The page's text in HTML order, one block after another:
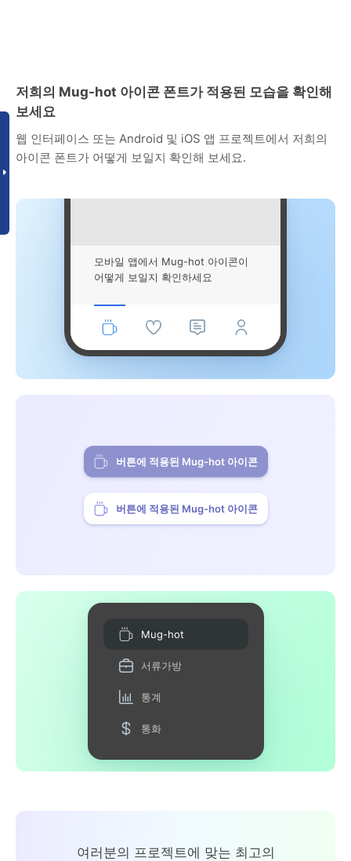
저희의 Mug-hot 아이콘 폰트가 적용된 모습을 확인해
보세요
웹 인터페이스 또는 Android 및 iOS 앱 프로젝트에서 저희의
아이콘 폰트가 어떻게 보일지 확인해 보세요.
모바일 앱에서 Mug-hot 아이콘이
어떻게 보일지 확인하세요
버튼에 적용된 Mug-hot 아이콘
버튼에 적용된 Mug-hot 아이콘
Mug-hot
서류가방
통계
통화
여러분의 프로젝트에 맞는 최고의